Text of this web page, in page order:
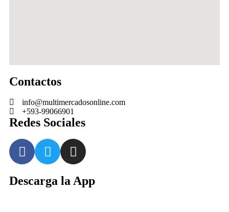
Contactos
info@multimercadosonline.com
+593-99066901
Redes Sociales
Descarga la App